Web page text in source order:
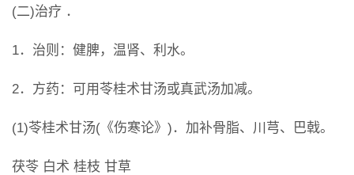
(二)治疗 ．
1．治则：健脾，温肾、利水。
2．方药：可用苓桂术甘汤或真武汤加减。
(1)苓桂术甘汤(《伤寒论》)．加补骨脂、川芎、巴戟。
茯苓 白术 桂枝 甘草